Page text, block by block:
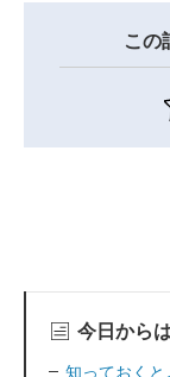
この
今日から
知っておく